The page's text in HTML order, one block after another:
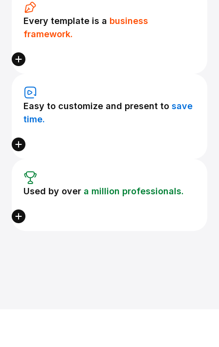
Every template is a business
framework.
Easy to customize and present to save
time.
Used by over a million professionals.